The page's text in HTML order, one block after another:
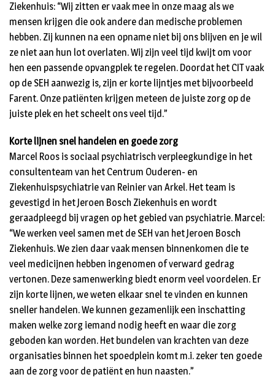
Ziekenhuis: “Wij zitten er vaak mee in onze maag als we
mensen krijgen die ook andere dan medische problemen
hebben. Zij kunnen na een opname niet bij ons blijven en je wil
ze niet aan hun lot overlaten. Wij zijn veel tijd kwijt om voor
hen een passende opvangplek te regelen. Doordat het CIT vaak
op de SEH aanwezig is, zijn er korte lijntjes met bijvoorbeeld
Farent. Onze patiënten krijgen meteen de juiste zorg op de
juiste plek en het scheelt ons veel tijd.”
Korte lijnen snel handelen en goede zorg
Marcel Roos is sociaal psychiatrisch verpleegkundige in het
consultenteam van het Centrum Ouderen- en
Ziekenhuispsychiatrie van Reinier van Arkel. Het team is
gevestigd in het Jeroen Bosch Ziekenhuis en wordt
geraadpleegd bij vragen op het gebied van psychiatrie. Marcel:
“We werken veel samen met de SEH van het Jeroen Bosch
Ziekenhuis. We zien daar vaak mensen binnenkomen die te
veel medicijnen hebben ingenomen of verward gedrag
vertonen. Deze samenwerking biedt enorm veel voordelen. Er
zijn korte lijnen, we weten elkaar snel te vinden en kunnen
sneller handelen. We kunnen gezamenlijk een inschatting
maken welke zorg iemand nodig heeft en waar die zorg
geboden kan worden. Het bundelen van krachten van deze
organisaties binnen het spoedplein komt m.i. zeker ten goede
aan de zorg voor de patiënt en hun naasten.”